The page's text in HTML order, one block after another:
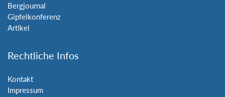
Bergjournal
Gipfelkonferenz
Artikel
Rechtliche Infos
Kontakt
Impressum